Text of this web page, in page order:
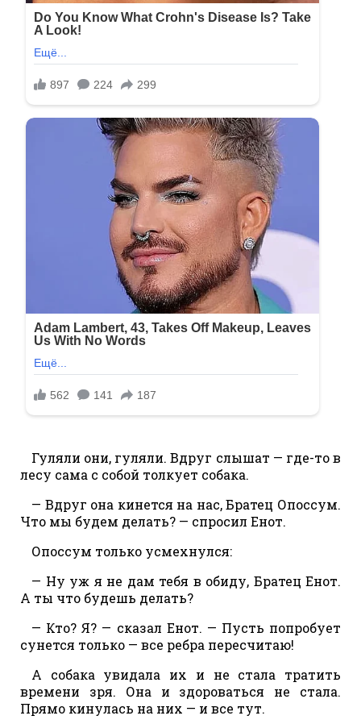
Гуляли они, гуляли. Вдруг слышат — где-то в
лесу сама с собой толкует собака.
— Вдруг она кинется на нас, Братец Опоссум.
Что мы будем делать? — спросил Енот.
Опоссум только усмехнулся:
— Ну уж я не дам тебя в обиду, Братец Енот.
А ты что будешь делать?
— Кто? Я? — сказал Енот. — Пусть попробует
сунется только — все ребра пересчитаю!
А собака увидала их и не стала тратить
времени зря. Она и здороваться не стала.
Прямо кинулась на них — и все тут.